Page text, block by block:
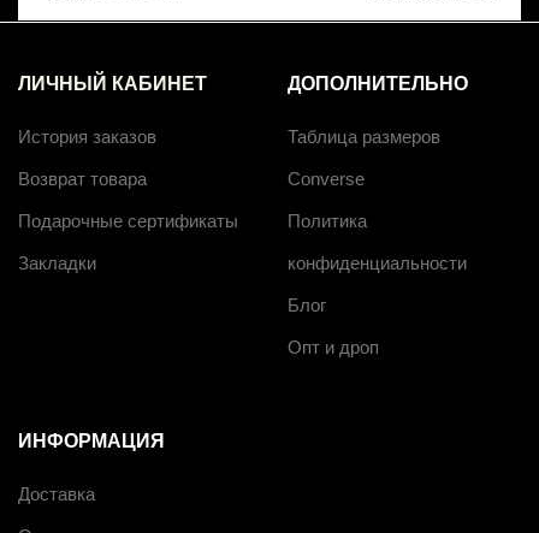
ЛИЧНЫЙ КАБИНЕТ
История заказов
Возврат товара
Подарочные сертификаты
Закладки
ДОПОЛНИТЕЛЬНО
Таблица размеров
Converse
Политика
конфиденциальности
Блог
Опт и дроп
ИНФОРМАЦИЯ
Доставка